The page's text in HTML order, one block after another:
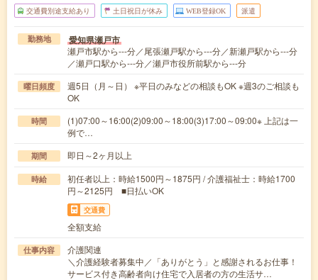
交通費別途支給あり 土日祝日が休み WEB登録OK 派遣
勤務地 愛知県瀬戸市
瀬戸市駅から---分／尾張瀬戸駅から---分／新瀬戸駅から---分
／瀬戸口駅から---分／瀬戸市役所前駅から---分
曜日頻度
週5日（月～日） ※平日のみなどの相談もOK ※週3のご相談も
OK
時間
(1)07:00～16:00(2)09:00～18:00(3)17:00～09:00※ 上記は一
例で…
期間 即日～2ヶ月以上
時給
初任者以上：時給1500円～1875円 / 介護福祉士：時給1700
円～2125円 ■日払いOK
交通費
全額支給
仕事内容
介護関連
＼介護経験者募集中／「ありがとう」と感謝されるお仕事！
サービス付き高齢者向け住宅で入居者の方の生活サ…